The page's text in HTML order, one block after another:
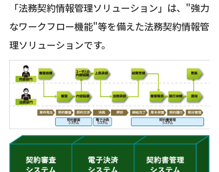
「法務契約情報管理ソリューション」は、"強力
なワークフロー機能"等を備えた法務契約情報管
理ソリューションです。